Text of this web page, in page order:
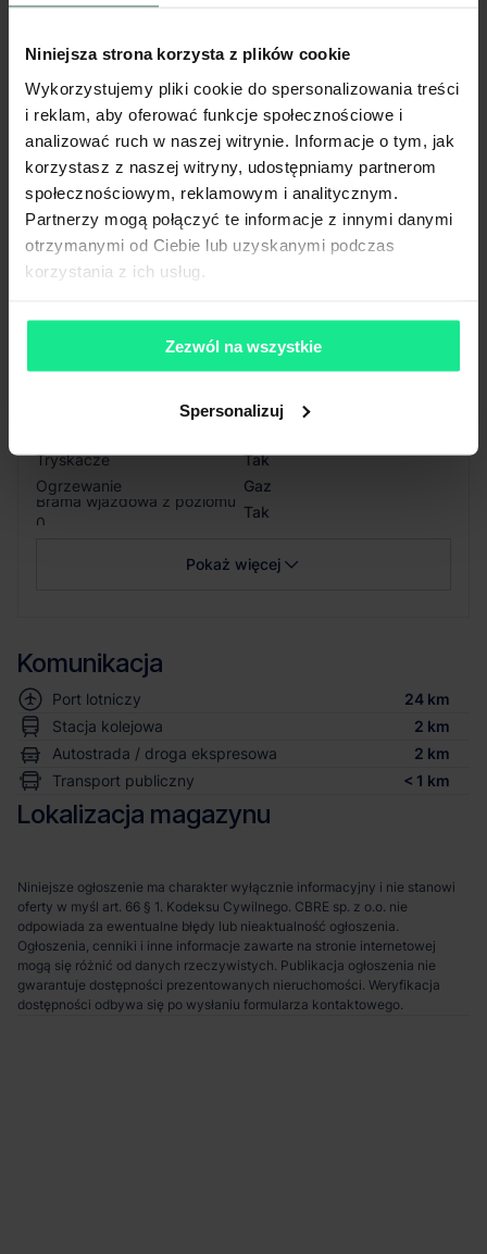
Niniejsza strona korzysta z plików cookie
Wykorzystujemy pliki cookie do spersonalizowania treści
i reklam, aby oferować funkcje społecznościowe i
analizować ruch w naszej witrynie. Informacje o tym, jak
korzystasz z naszej witryny, udostępniamy partnerom
społecznościowym, reklamowym i analitycznym.
Partnerzy mogą połączyć te informacje z innymi danymi
otrzymanymi od Ciebie lub uzyskanymi podczas
korzystania z ich usług.
Zezwól na wszystkie
Spersonalizuj
Całkowita pow. 17 161 m²
Dostępna powierzchnia -
Rok budowy 2024
Min. moduł
-
Certyfikat
-
Powierzchnia biurowa
zgodnie z
Wysokość składowania
LED
Tak
Tryskacze
Tak
Ogrzewanie
Gaz
Brama wjazdowa z poziomu
0
Tak
Pokaż więcej
Komunikacja
Port lotniczy
24 km
Stacja kolejowa
2 km
Autostrada / droga ekspresowa
2 km
Transport publiczny
< 1 km
Lokalizacja magazynu
Niniejsze ogłoszenie ma charakter wyłącznie informacyjny i nie stanowi
oferty w myśl art. 66 § 1. Kodeksu Cywilnego. CBRE sp. z o.o. nie
odpowiada za ewentualne błędy lub nieaktualność ogłoszenia.
Ogłoszenia, cenniki i inne informacje zawarte na stronie internetowej
mogą się różnić od danych rzeczywistych. Publikacja ogłoszenia nie
gwarantuje dostępności prezentowanych nieruchomości. Weryfikacja
dostępności odbywa się po wysłaniu formularza kontaktowego.